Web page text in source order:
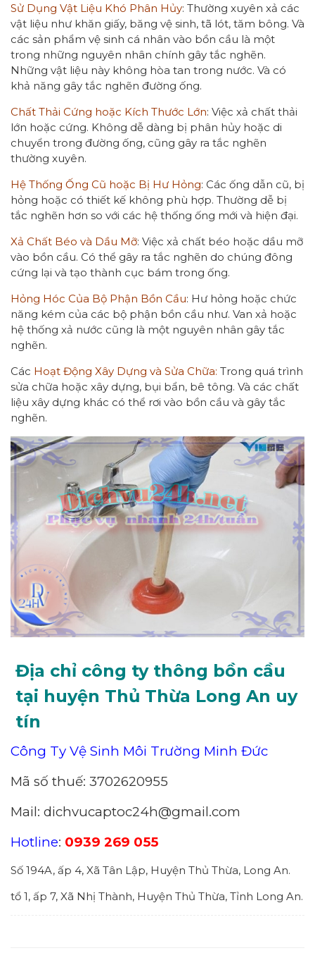
Sử Dụng Vật Liệu Khó Phân Hủy: Thường xuyên xả các
vật liệu như khăn giấy, băng vệ sinh, tã lót, tăm bông. Và
các sản phẩm vệ sinh cá nhân vào bồn cầu là một
trong những nguyên nhân chính gây tắc nghẽn.
Những vật liệu này không hòa tan trong nước. Và có
khả năng gây tắc nghẽn đường ống.
Chất Thải Cứng hoặc Kích Thước Lớn: Việc xả chất thải
lớn hoặc cứng. Không dễ dàng bị phân hủy hoặc di
chuyển trong đường ống, cũng gây ra tắc nghẽn
thường xuyên.
Hệ Thống Ống Cũ hoặc Bị Hư Hỏng: Các ống dẫn cũ, bị
hỏng hoặc có thiết kế không phù hợp. Thường dễ bị
tắc nghẽn hơn so với các hệ thống ống mới và hiện đại.
Xả Chất Béo và Dầu Mỡ: Việc xả chất béo hoặc dầu mỡ
vào bồn cầu. Có thể gây ra tắc nghẽn do chúng đông
cứng lại và tạo thành cục bám trong ống.
Hỏng Hóc Của Bộ Phận Bồn Cầu: Hư hỏng hoặc chức
năng kém của các bộ phận bồn cầu như. Van xả hoặc
hệ thống xả nước cũng là một nguyên nhân gây tắc
nghẽn.
Các Hoạt Động Xây Dựng và Sửa Chữa: Trong quá trình
sửa chữa hoặc xây dựng, bụi bẩn, bê tông. Và các chất
liệu xây dựng khác có thể rơi vào bồn cầu và gây tắc
nghẽn.
Địa chỉ công ty thông bồn cầu
tại huyện Thủ Thừa Long An uy
tín
Công Ty Vệ Sinh Môi Trường Minh Đức
Mã số thuế: 3702620955
Mail: dichvucaptoc24h@gmail.com
Hotline: 0939 269 055
Số 194A, ấp 4, Xã Tân Lập, Huyện Thủ Thừa, Long An.
tổ 1, ấp 7, Xã Nhị Thành, Huyện Thủ Thừa, Tỉnh Long An.